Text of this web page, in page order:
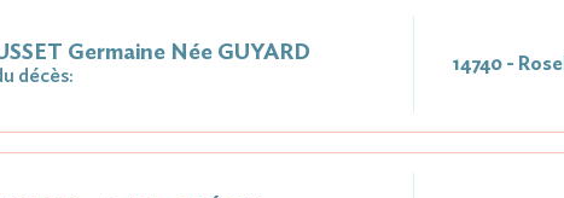
Germaine Née GUYARD
décès:
14740 - Rosel